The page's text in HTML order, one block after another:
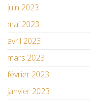
juin 2023
mai 2023
avril 2023
mars 2023
février 2023
janvier 2023